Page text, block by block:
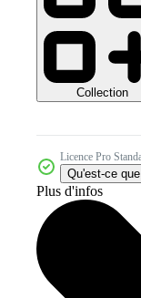
Collection
Licence Pro
Qu'est-ce
Plus d'infos